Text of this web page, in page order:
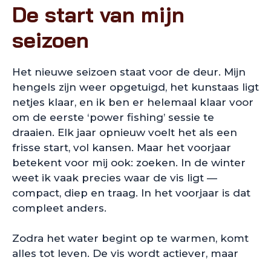
De start van mijn
seizoen
Het nieuwe seizoen staat voor de deur. Mijn
hengels zijn weer opgetuigd, het kunstaas ligt
netjes klaar, en ik ben er helemaal klaar voor
om de eerste ‘power fishing’ sessie te
draaien. Elk jaar opnieuw voelt het als een
frisse start, vol kansen. Maar het voorjaar
betekent voor mij ook: zoeken. In de winter
weet ik vaak precies waar de vis ligt —
compact, diep en traag. In het voorjaar is dat
compleet anders.
Zodra het water begint op te warmen, komt
alles tot leven. De vis wordt actiever, maar